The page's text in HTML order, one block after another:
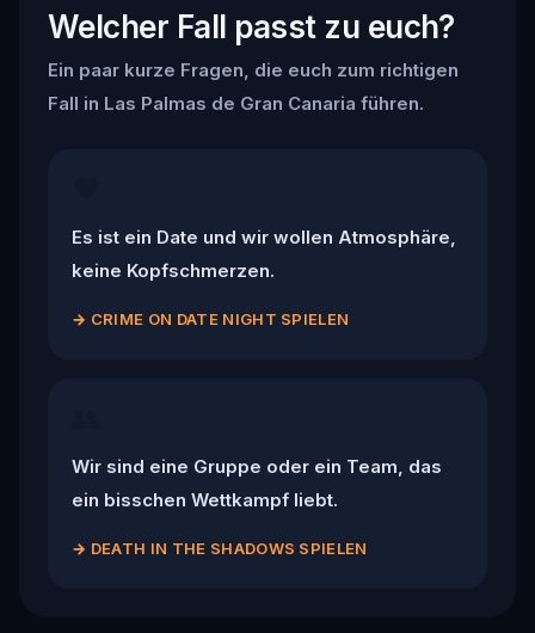
Welcher Fall passt zu euch?
Ein paar kurze Fragen, die euch zum richtigen
Fall in Las Palmas de Gran Canaria führen.
Es ist ein Date und wir wollen Atmosphäre,
keine Kopfschmerzen.
→ CRIME ON DATE NIGHT SPIELEN
Wir sind eine Gruppe oder ein Team, das
ein bisschen Wettkampf liebt.
→ DEATH IN THE SHADOWS SPIELEN